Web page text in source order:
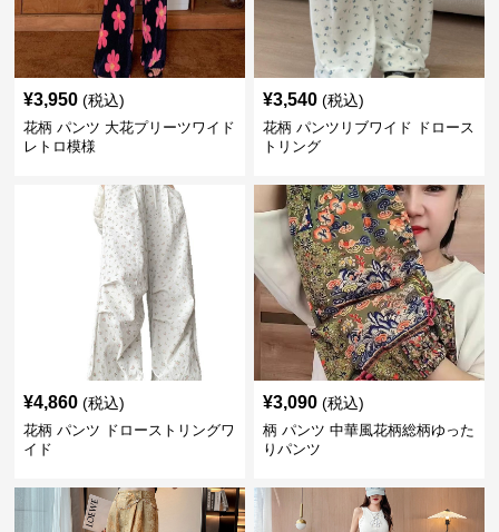
¥3,950 (税込)
花柄 パンツ 大花プリーツワイド
レトロ模様
¥3,540 (税込)
花柄 パンツリブワイド ドロース
トリング
¥4,860 (税込)
花柄 パンツ ドローストリングワ
イド
¥3,090 (税込)
柄 パンツ 中華風花柄総柄ゆった
りパンツ